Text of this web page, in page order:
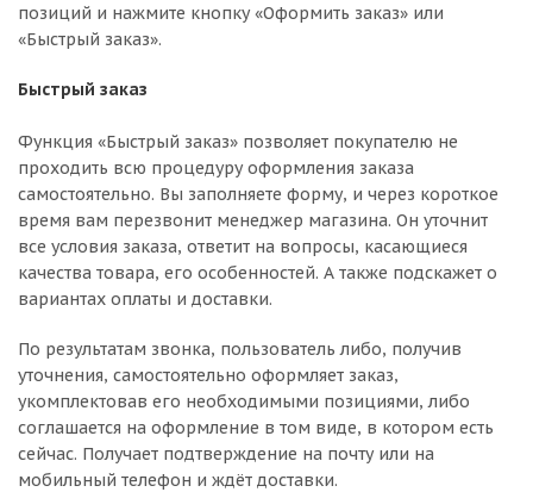
позиций и нажмите кнопку «Оформить заказ» или
«Быстрый заказ».
Быстрый заказ
Функция «Быстрый заказ» позволяет покупателю не
проходить всю процедуру оформления заказа
самостоятельно. Вы заполняете форму, и через короткое
время вам перезвонит менеджер магазина. Он уточнит
все условия заказа, ответит на вопросы, касающиеся
качества товара, его особенностей. А также подскажет о
вариантах оплаты и доставки.
По результатам звонка, пользователь либо, получив
уточнения, самостоятельно оформляет заказ,
укомплектовав его необходимыми позициями, либо
соглашается на оформление в том виде, в котором есть
сейчас. Получает подтверждение на почту или на
мобильный телефон и ждёт доставки.